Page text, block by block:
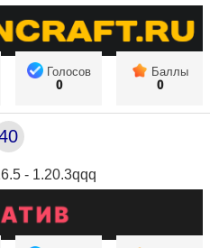
Голосов
0
Баллы
0
- 1.20.3qqq